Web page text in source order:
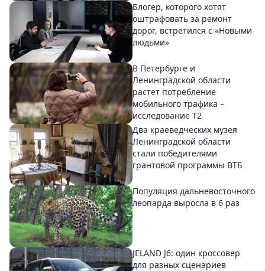
Блогер, которого хотят
оштрафовать за ремонт
дорог, встретился с «Новыми
людьми»
В Петербурге и
Ленинградской области
растет потребление
мобильного трафика –
исследование T2
Два краеведческих музея
Ленинградской области
стали победителями
грантовой программы ВТБ
Популяция дальневосточного
леопарда выросла в 6 раз
JELAND J6: один кроссовер
для разных сценариев